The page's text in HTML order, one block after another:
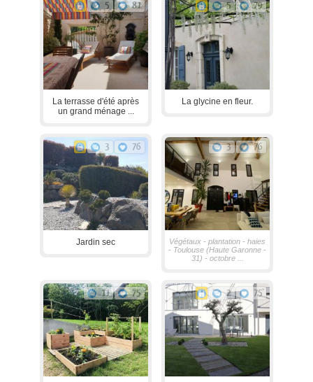
5 81
La terrasse d'été après
un grand ménage ...
5 79
La glycine en fleur.
3 76
Jardin sec
3 76
Végétaux - plantation - haies
- Toulouse (Haute Garonne -
31) - octobre ...
11 75 2 75